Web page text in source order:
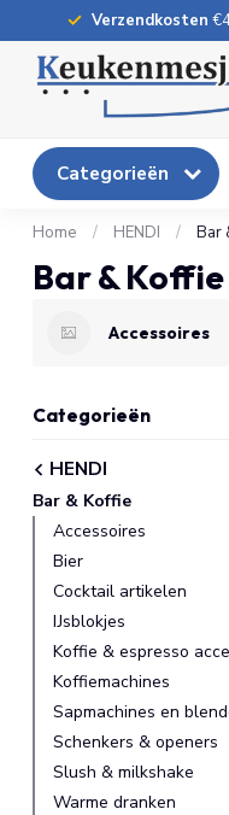
Verzendkosten
Categorieën
Home / HENDI / Bar
Bar & Koffie
Accessoires
Categorieën
HENDI
Bar & Koffie
Accessoires
Bier
Cocktail artikelen
IJsblokjes
Koffie & espresso
Koffiemachines
Sapmachines en
Schenkers & openers
Slush & milkshake
Warme dranken